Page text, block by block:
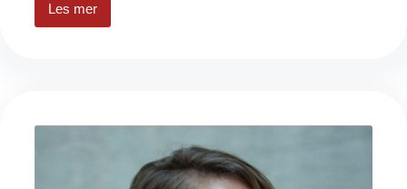
Les mer
En
uimotståelig